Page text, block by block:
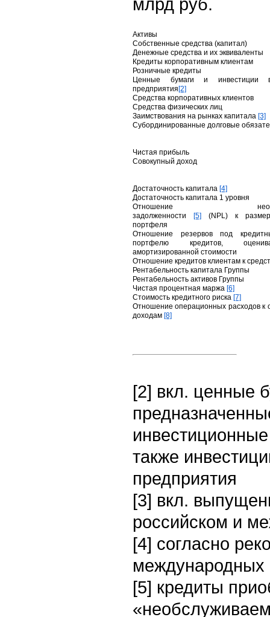
Активы
Собственные средства (капитал)
Денежные средства и их эквиваленты
Кредиты корпоративным клиентам
Розничные кредиты
Ценные бумаги и инвестиции
предприятия[2]
Средства корпоративных клиентов
Средства физических лиц
Заимствования на рынках капитала [3]
Субординированные долговые
Чистая прибыль
Совокупный доход
Достаточность капитала [4]
Достаточность капитала 1 уровня
Отношение
задолженности [5] (NPL) к
портфеля
Отношение резервов под
портфелю кредитов,
амортизированной стоимости
Отношение кредитов клиентам к
Рентабельность капитала Группы
Рентабельность активов Группы
Чистая процентная маржа [6]
Стоимость кредитного риска [7]
Отношение операционных расходов к
доходам [8]
[2] вкл. ценные
также
предприятия
[3] вкл.
российском и
[4] согласно
международных
[5] кредиты